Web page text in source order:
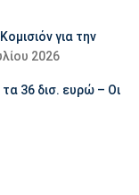
για την
2026
36 δισ. ευρώ – Οι